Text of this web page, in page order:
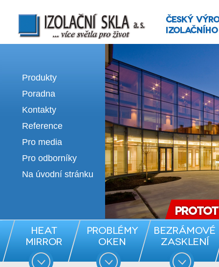
Izolační skla | výroba izolačních sklel
Produkty
Poradna
Kontakty
Reference
Pro media
Pro odborníky
Na úvodní stránku